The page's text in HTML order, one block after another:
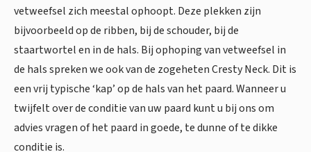
vetweefsel zich meestal ophoopt. Deze plekken zijn
bijvoorbeeld op de ribben, bij de schouder, bij de
staartwortel en in de hals. Bij ophoping van vetweefsel in
de hals spreken we ook van de zogeheten Cresty Neck. Dit is
een vrij typische ‘kap’ op de hals van het paard. Wanneer u
twijfelt over de conditie van uw paard kunt u bij ons om
advies vragen of het paard in goede, te dunne of te dikke
conditie is.